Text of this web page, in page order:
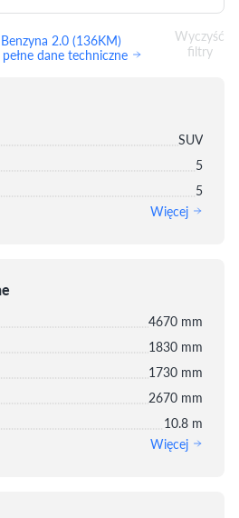
2.0 (136KM)
dane techniczne
Wyczyść
filtry
SUV
5
5
Więcej
4670 mm
1830 mm
1730 mm
2670 mm
10.8 m
Więcej